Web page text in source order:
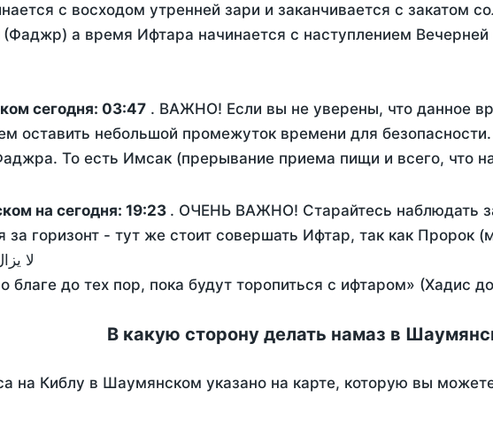
с восходом утренней зари и заканчивается с закатом
а время Ифтара начинается с наступлением
сегодня: 03:47 . ВАЖНО! Если вы не уверены, что данное
оставить небольшой промежуток времени для
То есть Имсак (прерывание приема пищи и всего, что
на сегодня: 19:23 . ОЧЕНЬ ВАЖНО! Старайтесь наблюдать
за горизонт - тут же стоит совершать Ифтар, так как Пророк
لا
благе до тех пор, пока будут торопиться с ифтаром» (Хадис
В какую сторону делать намаз в
на Киблу в Шаумянском указано на карте, которую вы